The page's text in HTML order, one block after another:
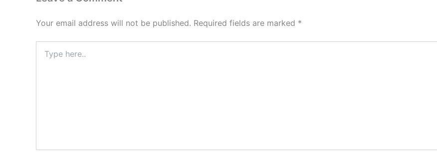
Your email address will not be published. Required fields are marked *
here..